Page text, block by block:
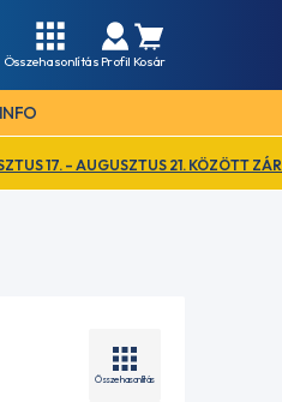
Összehasonlítás Profil Kosár
INFO
21. KÖZÖTT ZÁRVA TART. EZ
Összehasonlítás